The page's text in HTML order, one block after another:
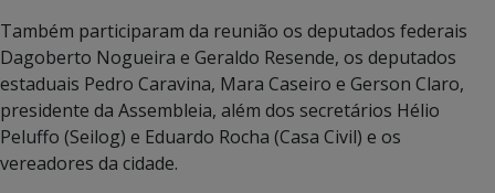
Também participaram da reunião os deputados federais
Dagoberto Nogueira e Geraldo Resende, os deputados
estaduais Pedro Caravina, Mara Caseiro e Gerson Claro,
presidente da Assembleia, além dos secretários Hélio
Peluffo (Seilog) e Eduardo Rocha (Casa Civil) e os
vereadores da cidade.